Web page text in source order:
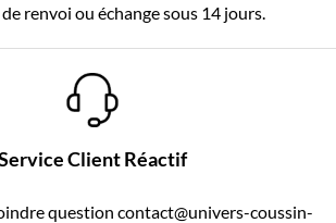
renvoi ou échange sous 14 jours.
Client Réactif
question contact@univers-coussin-